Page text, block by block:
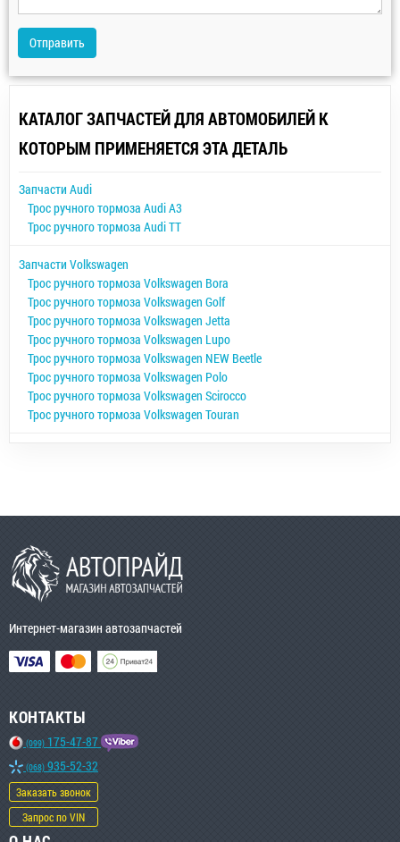
Отправить
КАТАЛОГ ЗАПЧАСТЕЙ ДЛЯ АВТОМОБИЛЕЙ К
КОТОРЫМ ПРИМЕНЯЕТСЯ ЭТА ДЕТАЛЬ
Запчасти Audi
Трос ручного тормоза Audi A3
Трос ручного тормоза Audi TT
Запчасти Volkswagen
Трос ручного тормоза Volkswagen Bora
Трос ручного тормоза Volkswagen Golf
Трос ручного тормоза Volkswagen Jetta
Трос ручного тормоза Volkswagen Lupo
Трос ручного тормоза Volkswagen NEW Beetle
Трос ручного тормоза Volkswagen Polo
Трос ручного тормоза Volkswagen Scirocco
Трос ручного тормоза Volkswagen Touran
Интернет-магазин автозапчастей
КОНТАКТЫ
(099) 175-47-87
(068) 935-52-32
Заказать звонок
Запрос по VIN